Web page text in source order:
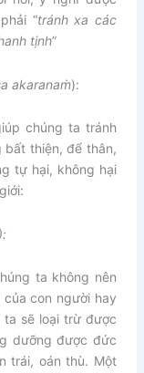
“tránh xa các
tịnh”
akaranaṁ):
chúng ta tránh
bất thiện, để thân,
tự hại, không hại
ta không nên
của con người hay
ta sẽ loại trừ được
dưỡng được đức
trái, oán thù. Một